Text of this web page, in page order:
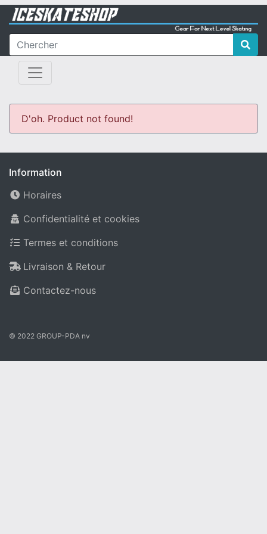
D'oh. Product not found!
Information
Horaires
Confidentialité et cookies
Termes et conditions
Livraison & Retour
Contactez-nous
© 2022 GROUP-PDA nv